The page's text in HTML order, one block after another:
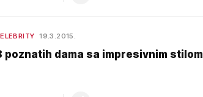
19.3.2015.
poznatih dama sa impresivnim stilom